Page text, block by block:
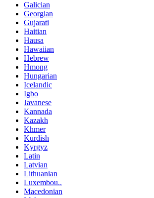
Galician
Georgian
Gujarati
Haitian
Hausa
Hawaiian
Hebrew
Hmong
Hungarian
Icelandic
Igbo
Javanese
Kannada
Kazakh
Khmer
Kurdish
Kyrgyz
Latin
Latvian
Lithuanian
Luxembou..
Macedonian